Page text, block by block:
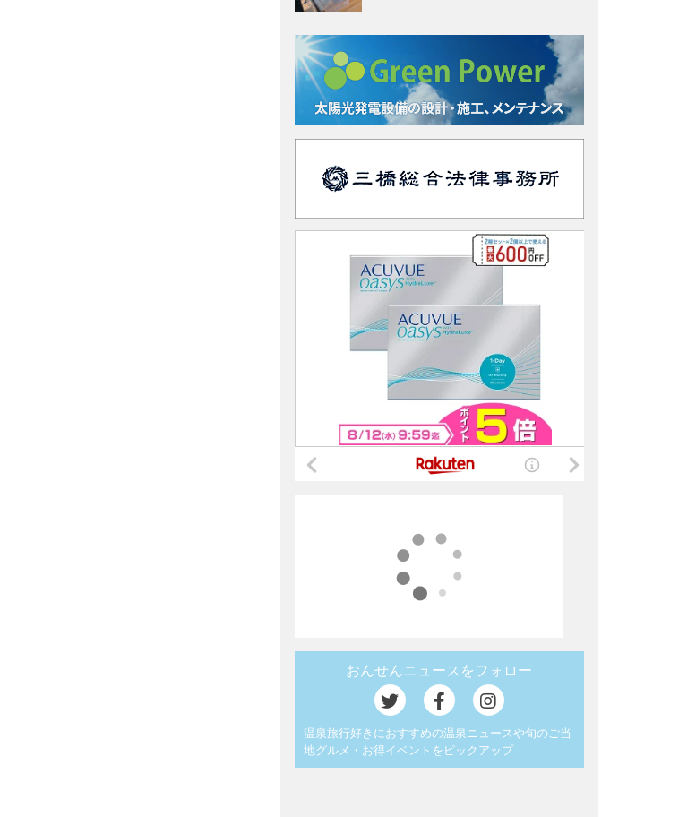
おんせんニュースをフォロー
温泉旅行好きにおすすめの温泉ニュースや旬のご当
地グルメ・お得イベントをピックアップ